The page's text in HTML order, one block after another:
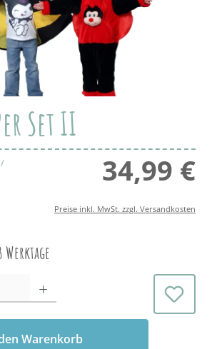
Set II
34,99 €
Preise inkl. MwSt. zzgl. Versandkosten
gewünschten Wert ein oder benutze die
Warenkorb